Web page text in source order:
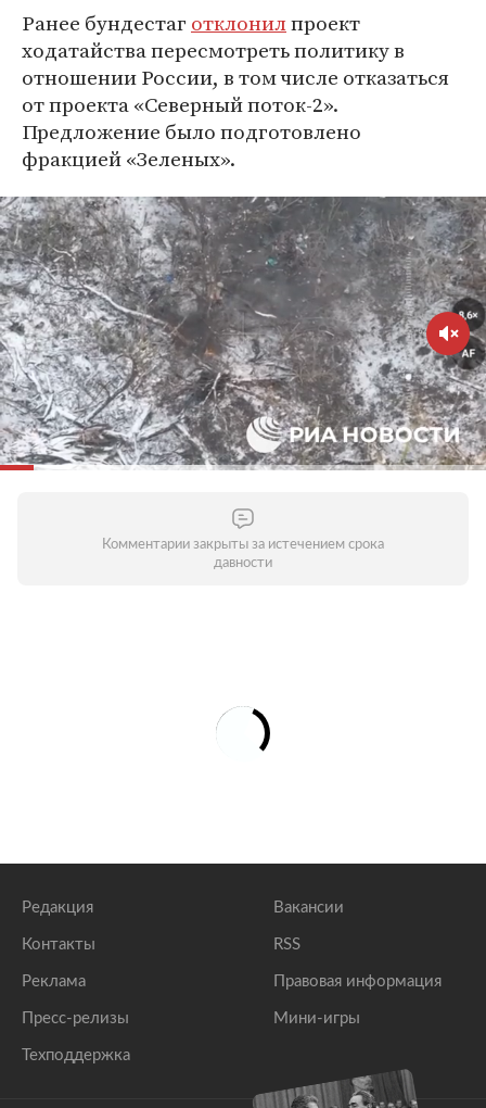
Ранее бундестаг отклонилпроект
ходатайства пересмотреть политику в
отношении России, в том числе отказаться
от проекта «Северный поток-2».
Предложение было подготовлено
фракцией «Зеленых».
Комментарии закрыты за истечением срока
давности
Редакция
Контакты
Реклама
Пресс-релизы
Техподдержка
Вакансии
RSS
Правовая информация
Мини-игры